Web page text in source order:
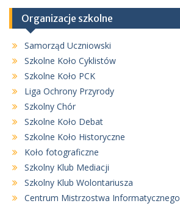
Organizacje szkolne
Samorząd Uczniowski
Szkolne Koło Cyklistów
Szkolne Koło PCK
Liga Ochrony Przyrody
Szkolny Chór
Szkolne Koło Debat
Szkolne Koło Historyczne
Koło fotograficzne
Szkolny Klub Mediacji
Szkolny Klub Wolontariusza
Centrum Mistrzostwa Informatycznego